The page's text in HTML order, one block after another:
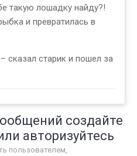
такую лошадку найду?!
и превратилась в
старик и пошел за
создайте
авторизуйтесь
пользователем,